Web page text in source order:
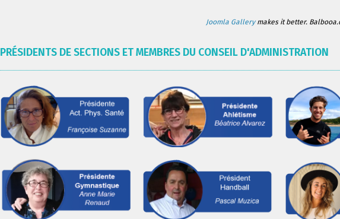
Joomla Gallerymakes it better.
PRÉSIDENTS DE SECTIONS ET MEMBRES DU CONSEIL D'ADMINISTRATION